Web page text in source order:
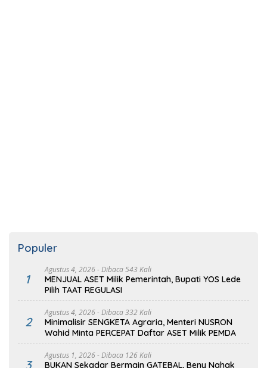
Populer
1
Agustus 4, 2026- Dibaca 543 Kali
MENJUAL ASET Milik Pemerintah, Bupati YOS Lede
Pilih TAAT REGULASI
2
Agustus 4, 2026- Dibaca 332 Kali
Minimalisir SENGKETA Agraria, Menteri NUSRON
Wahid Minta PERCEPAT Daftar ASET Milik PEMDA
3
Agustus 1, 2026- Dibaca 126 Kali
BUKAN Sekadar Bermain GATEBAL, Beny Nahak